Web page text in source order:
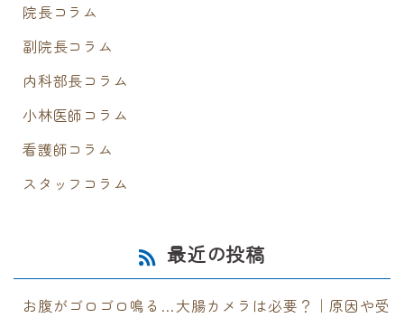
院長コラム
副院長コラム
内科部長コラム
小林医師コラム
看護師コラム
スタッフコラム
最近の投稿
お腹がゴロゴロ鳴る…大腸カメラは必要？｜原因や受